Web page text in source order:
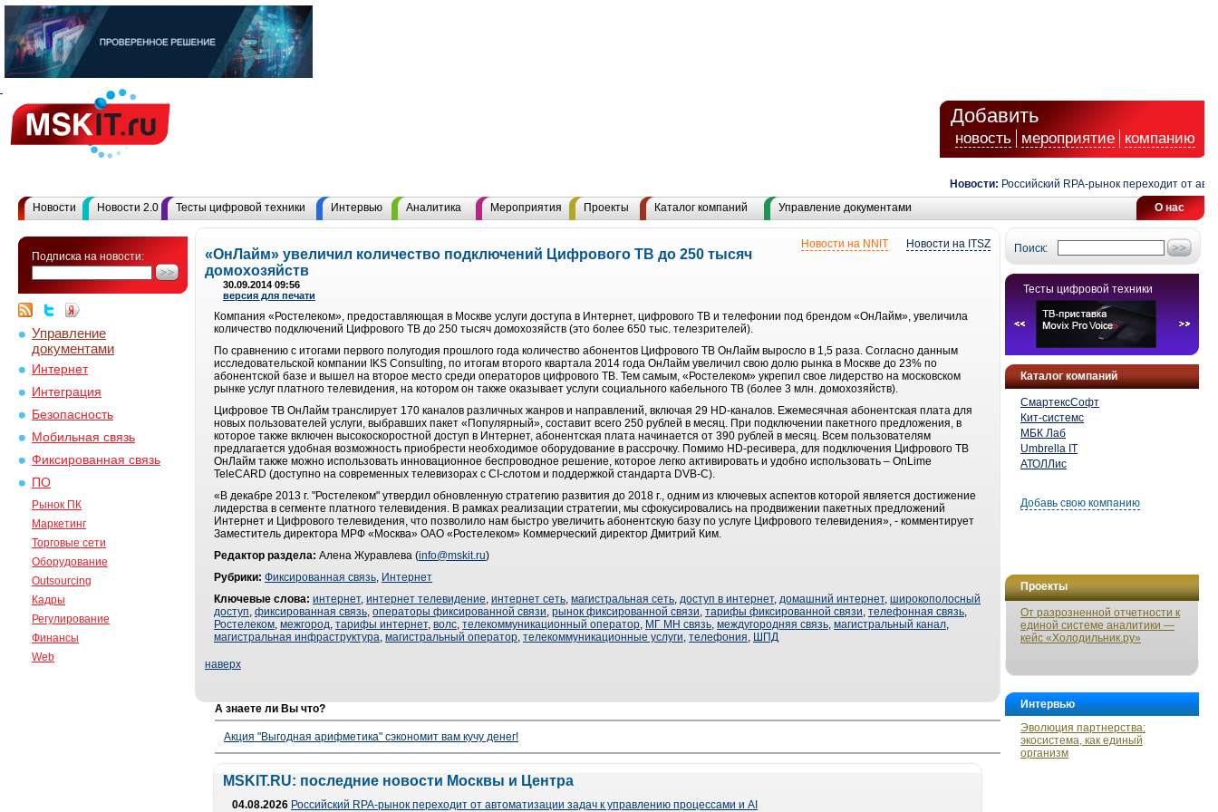
Добавить
новость мероприятие компанию
Новости: Российский RPA-рынок переходит от
О нас
Новости Новости 2.0 Тесты цифровой техники Интервью Аналитика Мероприятия Проекты Каталог компаний Управление документами
Подписка на новости:
Управление
документами
Интернет
Интеграция
Безопасность
Мобильная связь
Фиксированная связь
ПО
Рынок ПК
Маркетинг
Торговые сети
Оборудование
Outsourcing
Кадры
Регулирование
Финансы
Web
Поиск:
Тесты цифровой техники
Каталог компаний
СмартексСофт
Кит-системс
МБК Лаб
Umbrella IT
АТОЛЛис
Добавь свою компанию
Проекты
От разрозненной отчетности к
единой системе аналитики —
кейс «Холодильник.ру»
Интервью
Эволюция партнерства:
экосистема, как единый
организм
Новости на ITSZ
Новости на NNIT
«ОнЛайм» увеличил количество подключений Цифрового ТВ до 250 тысяч
домохозяйств
30.09.2014 09:56
версия для печати
Компания «Ростелеком», предоставляющая в Москве услуги доступа в Интернет, цифрового ТВ и телефонии под брендом «ОнЛайм», увеличила
количество подключений Цифрового ТВ до 250 тысяч домохозяйств (это более 650 тыс. телезрителей).
По сравнению с итогами первого полугодия прошлого года количество абонентов Цифрового ТВ ОнЛайм выросло в 1,5 раза. Согласно данным
исследовательской компании IKS Consulting, по итогам второго квартала 2014 года ОнЛайм увеличил свою долю рынка в Москве до 23% по
абонентской базе и вышел на второе место среди операторов цифрового ТВ. Тем самым, «Ростелеком» укрепил свое лидерство на московском
рынке услуг платного телевидения, на котором он также оказывает услуги социального кабельного ТВ (более 3 млн. домохозяйств).
Цифровое ТВ ОнЛайм транслирует 170 каналов различных жанров и направлений, включая 29 HD-каналов. Ежемесячная абонентская плата для
новых пользователей услуги, выбравших пакет «Популярный», составит всего 250 рублей в месяц. При подключении пакетного предложения, в
которое также включен высокоскоростной доступ в Интернет, абонентская плата начинается от 390 рублей в месяц. Всем пользователям
предлагается удобная возможность приобрести необходимое оборудование в рассрочку. Помимо HD-ресивера, для подключения Цифрового ТВ
ОнЛайм также можно использовать инновационное беспроводное решение, которое легко активировать и удобно использовать – OnLime
TeleCARD (доступно на современных телевизорах с CI-слотом и поддержкой стандарта DVB-C).
«В декабре 2013 г. "Ростелеком" утвердил обновленную стратегию развития до 2018 г., одним из ключевых аспектов которой является достижение
лидерства в сегменте платного телевидения. В рамках реализации стратегии, мы сфокусировались на продвижении пакетных предложений
Интернет и Цифрового телевидения, что позволило нам быстро увеличить абонентскую базу по услуге Цифрового телевидения», - комментирует
Заместитель директора МРФ «Москва» ОАО «Ростелеком» Коммерческий директор Дмитрий Ким.
Редактор раздела: Алена Журавлева (info@mskit.ru)
Рубрики: Фиксированная связь, Интернет
Ключевые слова: интернет, интернет телевидение, интернет сеть, магистральная сеть, доступ в интернет, домашний интернет, широкополосный
доступ, фиксированная связь, операторы фиксированной связи, рынок фиксированной связи, тарифы фиксированной связи, телефонная связь,
Ростелеком, межгород, тарифы интернет, волс, телекоммуникационный оператор, МГ МН связь, междугородняя связь, магистральный канал,
магистральная инфраструктура, магистральный оператор, телекоммуникационные услуги, телефония, ШПД
наверх
А знаете ли Вы что?
Акция "Выгодная арифметика" сэкономит вам кучу денег!
MSKIT.RU: последние новости Москвы и Центра
04.08.2026 Российский RPA-рынок переходит от автоматизации задач к управлению процессами и AI